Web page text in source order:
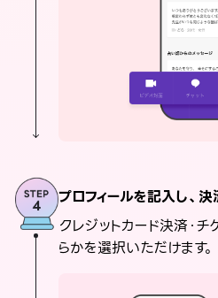
プロフィールを記入し、
クレジットカード決済・チ
らかを選択いただけます。